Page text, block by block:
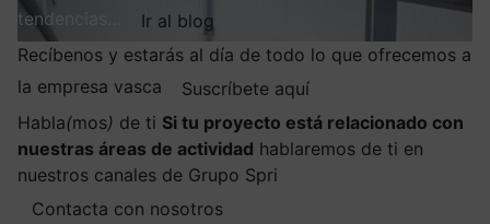
tendencias…
Ir al blog
Recíbenos y estarás al día de todo lo que ofrecemos a
la empresa vasca
Suscríbete aquí
Habla(mos) de ti Si tu proyecto está relacionado con
nuestras áreas de actividad hablaremos de ti en
nuestros canales de Grupo Spri
Contacta con nosotros